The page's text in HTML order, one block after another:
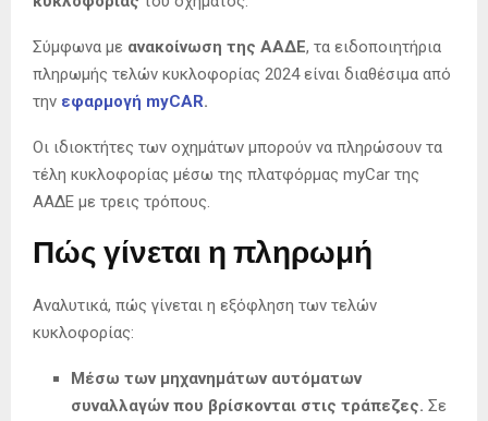
Σύμφωνα με ανακοίνωση της ΑΑΔΕ, τα ειδοποιητήρια
πληρωμής τελών κυκλοφορίας 2024 είναι διαθέσιμα από
την εφαρμογή myCAR.
Οι ιδιοκτήτες των οχημάτων μπορούν να πληρώσουν τα
τέλη κυκλοφορίας μέσω της πλατφόρμας myCar της
ΑΑΔΕ με τρεις τρόπους.
Πώς γίνεται η πληρωμή
Αναλυτικά, πώς γίνεται η εξόφληση των τελών
κυκλοφορίας:
Μέσω των μηχανημάτων αυτόματων
συναλλαγών που βρίσκονται στις τράπεζες. Σε